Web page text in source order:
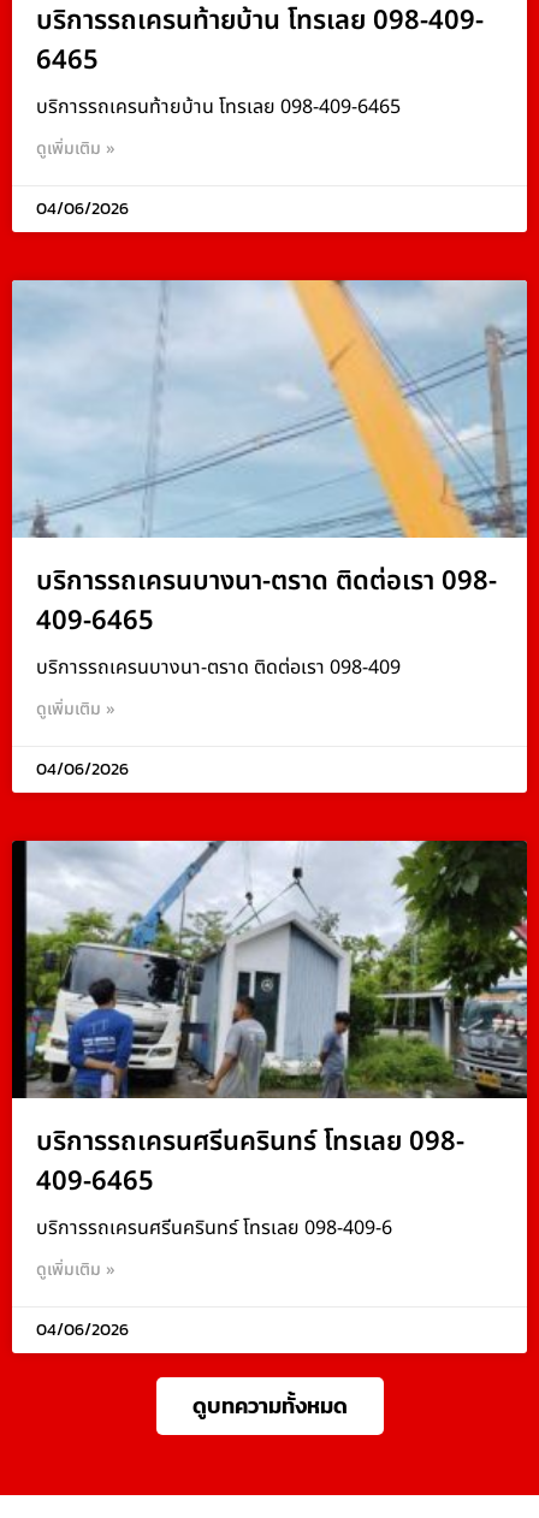
บริการรถเครนท้ายบ้าน โทรเลย 098-409-
6465
บริการรถเครนท้ายบ้าน โทรเลย 098-409-6465
ดูเพิ่มเติม »
04/06/2026
บริการรถเครนบางนา-ตราด ติดต่อเรา 098-
409-6465
บริการรถเครนบางนา-ตราด ติดต่อเรา 098-409
ดูเพิ่มเติม »
04/06/2026
บริการรถเครนศรีนครินทร์ โทรเลย 098-
409-6465
บริการรถเครนศรีนครินทร์ โทรเลย 098-409-6
ดูเพิ่มเติม »
04/06/2026
ดูบทความทั้งหมด